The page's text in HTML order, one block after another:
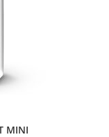
MINI